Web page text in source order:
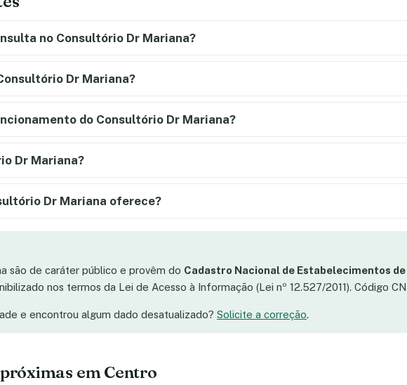
no Consultório Dr Mariana?
Dr Mariana?
do Consultório Dr Mariana?
Dr Mariana?
Dr Mariana oferece?
são de caráter público e provêm do Cadastro Nacional de Estabelecimentos de
nos termos da Lei de Acesso à Informação (Lei nº 12.527/2011). Código
e encontrou algum dado desatualizado? Solicite a correção.
em Centro